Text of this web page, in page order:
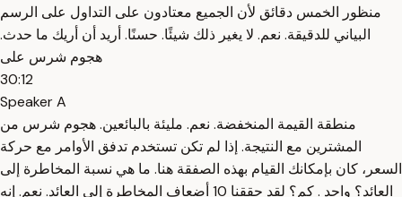
منظور الخمس دقائق لأن الجميع معتادون على التداول على الرسم
البياني للدقيقة. نعم. لا يغير ذلك شيئًا. حسنًا. أريد أن أريك ما حدث.
هجوم شرس على
30:12
Speaker A
منطقة القيمة المنخفضة. نعم. مليئة بالبائعين. هجوم شرس من
المشترين مع النتيجة. إذا لم تكن تستخدم تدفق الأوامر مع حركة
السعر، كان بإمكانك القيام بهذه الصفقة هنا. ما هي نسبة المخاطرة إلى
العائد؟ واحد . كم؟ لقد حققنا 10 أضعاف المخاطرة إلى العائد. نعم. إنه